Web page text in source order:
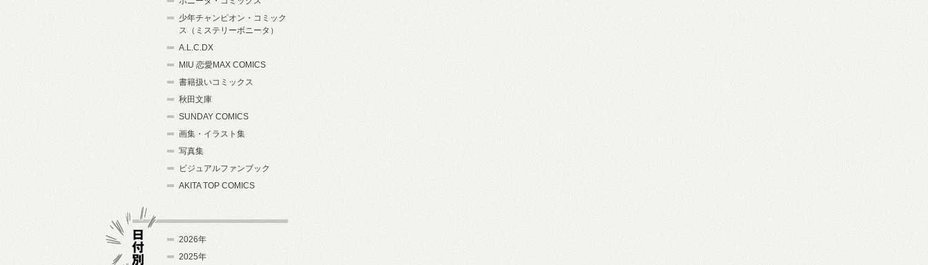
少年チャンピオン・コミック
ス（ミステリーボニータ）
A.L.C.DX
MIU 恋愛MAX COMICS
書籍扱いコミックス
秋田文庫
SUNDAY COMICS
画集・イラスト集
写真集
ビジュアルファンブック
AKITA TOP COMICS
2026年
2025年